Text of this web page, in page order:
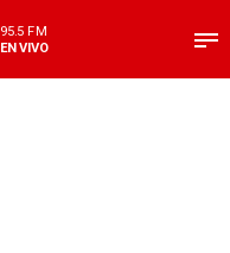
95.5 FM
EN VIVO